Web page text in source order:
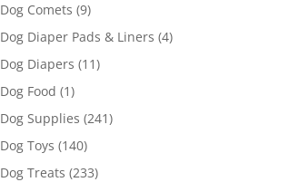
Dog Comets (9)
Dog Diaper Pads & Liners (4)
Dog Diapers (11)
Dog Food (1)
Dog Supplies (241)
Dog Toys (140)
Dog Treats (233)